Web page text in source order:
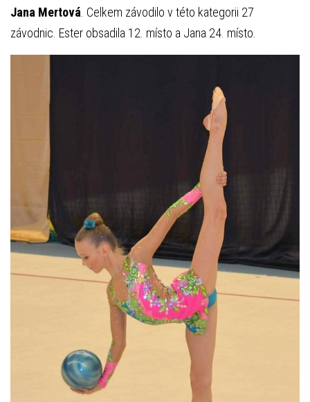
Jana Mertová. Celkem závodilo v této kategorii 27
závodnic. Ester obsadila 12. místo a Jana 24. místo.